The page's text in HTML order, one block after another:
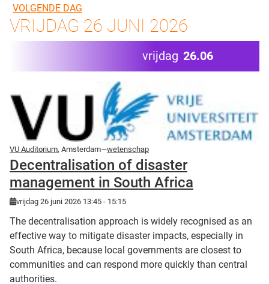
VOLGENDE DAG
VRIJDAG 26 JUNI 2026
vrijdag 26.06
VU Auditorium, Amsterdam—wetenschap
Decentralisation of disaster
management in South Africa
vrijdag 26 juni 2026 13:45 - 15:15
The decentralisation approach is widely recognised as an
effective way to mitigate disaster impacts, especially in
South Africa, because local governments are closest to
communities and can respond more quickly than central
authorities.